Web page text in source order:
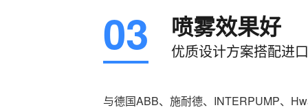
03 喷雾效果好
优质设计方案搭配进
与德国ABB、施耐德、INTERPUMP、